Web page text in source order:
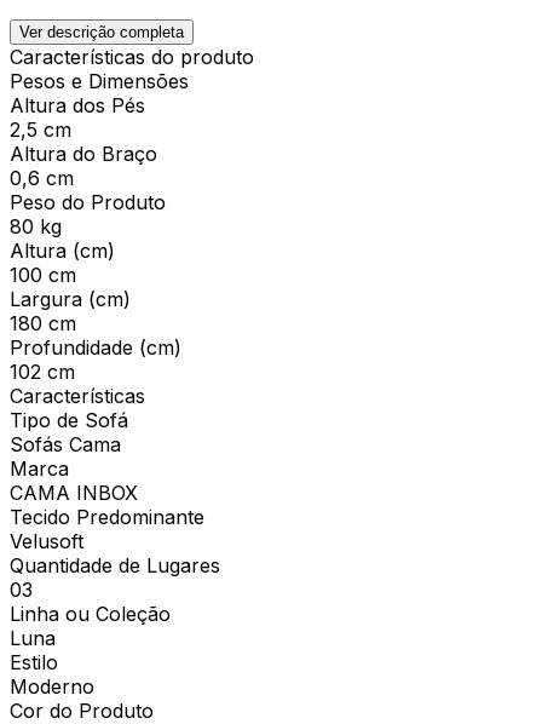
Ver descrição completa
Características do produto
Pesos e Dimensões
Altura dos Pés
2,5 cm
Altura do Braço
0,6 cm
Peso do Produto
80 kg
Altura (cm)
100 cm
Largura (cm)
180 cm
Profundidade (cm)
102 cm
Características
Tipo de Sofá
Sofás Cama
Marca
CAMA INBOX
Tecido Predominante
Velusoft
Quantidade de Lugares
03
Linha ou Coleção
Luna
Estilo
Moderno
Cor do Produto